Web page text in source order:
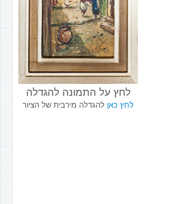
לחץ על התמונה להגדלה
לחץ כאן להגדלה מירבית של הציור